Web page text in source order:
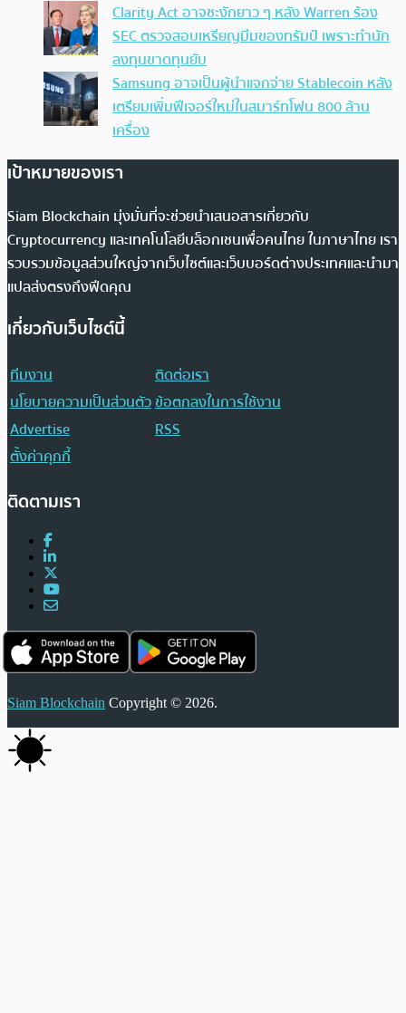
Clarity Act อาจชะงักยาว ๆ หลัง Warren ร้อง
SEC ตรวจสอบเหรียญมีมของทรัมป์ เพราะทำนัก
ลงทุนขาดทุนยับ
Samsung อาจเป็นผู้นำแจกจ่าย Stablecoin หลัง
เตรียมเพิ่มฟีเจอร์ใหม่ในสมาร์ทโฟน 800 ล้าน
เครื่อง
เป้าหมายของเรา
Siam Blockchain มุ่งมั่นที่จะช่วยนำเสนอสารเกี่ยวกับ
Cryptocurrency และเทคโนโลยีบล็อกเชนเพื่อคนไทย ในภาษาไทย เรา
รวบรวมข้อมูลส่วนใหญ่จากเว็บไซต์และเว็บบอร์ดต่างประเทศและนำมา
แปลส่งตรงถึงฟีดคุณ
เกี่ยวกับเว็บไซต์นี้
ทีมงาน
ติดต่อเรา
นโยบายความเป็นส่วนตัวข้อตกลงในการใช้งาน
Advertise
RSS
ตั้งค่าคุกกี้
ติดตามเรา
Siam Blockchain Copyright © 2026.